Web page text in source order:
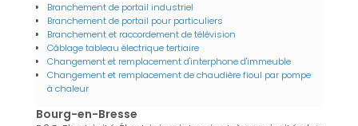
Branchement de portail industriel
Branchement de portail pour particuliers
Branchement et raccordement de télévision
Câblage tableau électrique tertiaire
Changement et remplacement d'interphone d'immeuble
Changement et remplacement de chaudière fioul par pompe
à chaleur
Bourg-en-Bresse